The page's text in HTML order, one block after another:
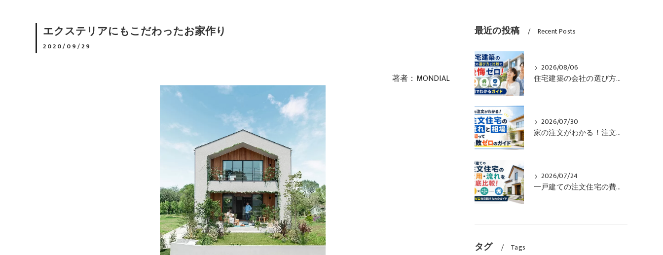
エクステリアにもこだわったお家作り
2020/09/29
著者：MONDIAL
最近の投稿 Recent Posts
2026/08/06
住宅建築の会社の選び方と比較で後悔ゼロ！価格や性能や保証も一目でわかるガイド
2026/07/30
家の注文がわかる！注文住宅の流れと相場を知って失敗ゼロのガイド
2026/07/24
一戸建ての注文住宅の費用・流れを徹底比較！失敗ゼロを目指すためのガイド
タグ Tags